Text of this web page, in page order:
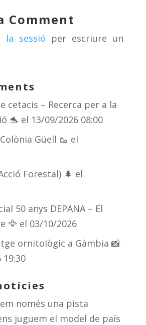
a
m
ar
te
ix
Comment
la sessió per escriure un
cetacis – Recerca per a la
🐬 el 13/09/2026 08:00
Güell 🥾 el
Forestal) 🌲 el
50 anys DEPANA – El
🦅 el 03/10/2026
ornitològic a Gàmbia 📸
19:30
només una pista
juguem el model de país